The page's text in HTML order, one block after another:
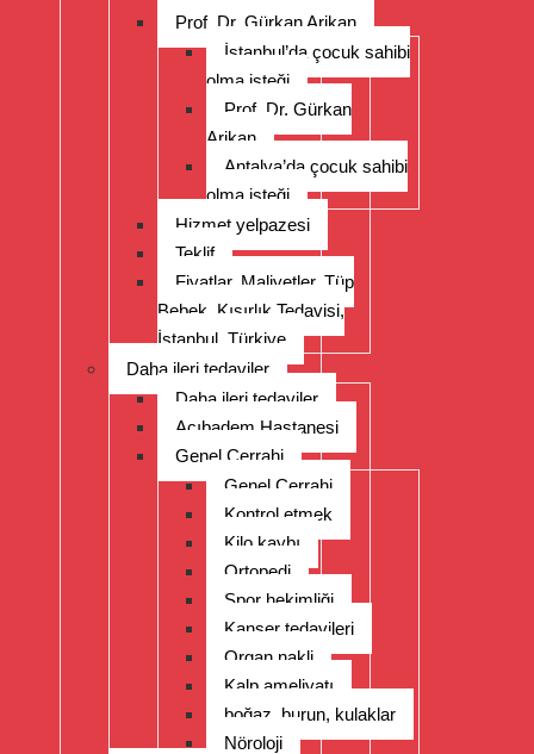
Prof. Dr. Gürkan Arikan
İstanbul’da çocuk sahibi
olma isteği
Prof. Dr. Gürkan
Arikan
Antalya’da çocuk sahibi
olma isteği
Hizmet yelpazesi
Teklif
Fiyatlar, Maliyetler, Tüp
Bebek, Kısırlık Tedavisi,
İstanbul, Türkiye
Daha ileri tedaviler
Daha ileri tedaviler
Acıbadem Hastanesi
Genel Cerrahi
Genel Cerrahi
Kontrol etmek
Kilo kaybı
Ortopedi
Spor hekimliği
Kanser tedavileri
Organ nakli
Kalp ameliyatı
boğaz, burun, kulaklar
Nöroloji